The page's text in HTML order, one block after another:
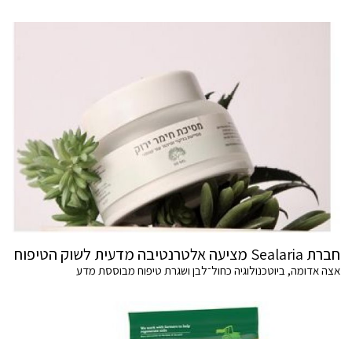
חברת Sealaria מציעה אלטרנטיבה מדעית לשוק הטיפוח
אצה אדומה, ביוטכנולוגיה כחול־לבן ושגרת טיפוח מבוססת מדע